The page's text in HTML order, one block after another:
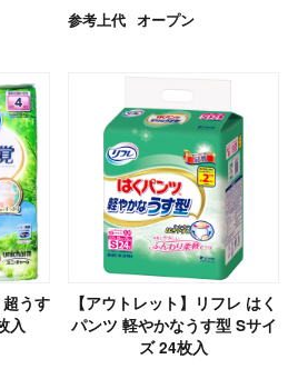
参考上代 オープン
うす
入
【アウトレット】リフレ はく
パンツ 軽やかなうす型 Sサイ
ズ 24枚入